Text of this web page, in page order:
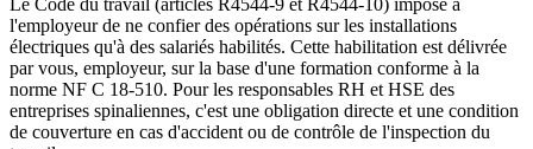
l'employeur de ne confier des opérations sur les installations
électriques qu'à des salariés habilités. Cette habilitation est délivrée
par vous, employeur, sur la base d'une formation conforme à la
norme NF C 18-510. Pour les responsables RH et HSE des
entreprises spinaliennes, c'est une obligation directe et une condition
de couverture en cas d'accident ou de contrôle de l'inspection du